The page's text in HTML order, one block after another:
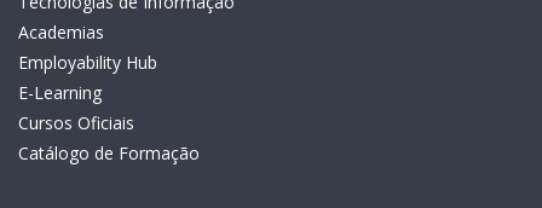
Academias
Employability Hub
E-Learning
Cursos Oficiais
Catálogo de Formação